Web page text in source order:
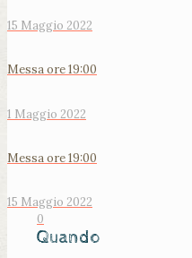
15 Maggio 2022
Messa ore 19:00
1 Maggio 2022
Messa ore 19:00
15 Maggio 2022
0
Quando